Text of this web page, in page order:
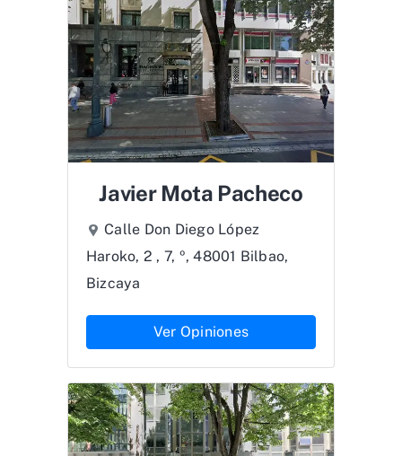
Javier Mota Pacheco
Calle Don Diego López
Haroko, 2 , 7, º, 48001 Bilbao,
Bizcaya
Ver Opiniones